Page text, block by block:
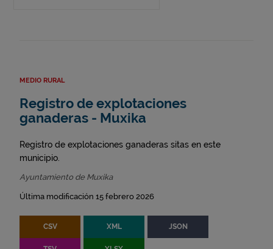
MEDIO RURAL
Registro de explotaciones
ganaderas - Muxika
Registro de explotaciones ganaderas sitas en este
municipio.
Ayuntamiento de Muxika
Última modificación 15 febrero 2026
CSV XML JSON